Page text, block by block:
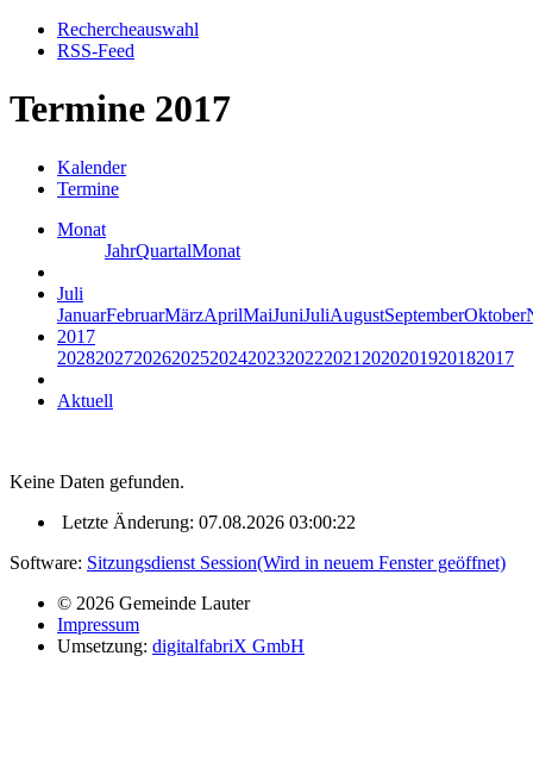
Rechercheauswahl
RSS-Feed
Termine 2017
Kalender
Termine
Monat
JahrQuartalMonat
Juli
JanuarFebruarMärzAprilMaiJuniJuliAugustSeptemberOktober
2017
20282027202620252024202320222021 2020201920182017
Aktuell
Keine Daten gefunden.
Letzte Änderung: 07.08.2026 03:00:22
Software: Sitzungsdienst Session(Wird in neuem Fenster geöffnet)
© 2026 Gemeinde Lauter
Impressum
Umsetzung: digitalfabriX GmbH